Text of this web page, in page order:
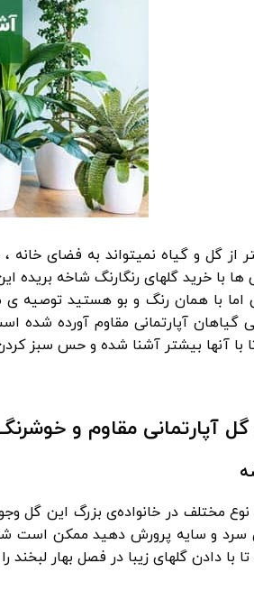
از گل و گیاه نمیتواند به فضای
با خرید گلهای رنگارنگ شاخه بریده
اما با همان رنگ و بو هستید توصیه ی
گیاهان آپارتمانی مقاوم آورده شده
با آنها بیشتر آشنا شده و حس سبز
از 500 نوع مختلف در خانواده‌ی بزرگ
سرد و سایه پرورش دهید ممکن است
تا با دادن گلهای زیبا در فصل بهار